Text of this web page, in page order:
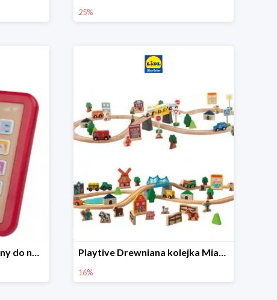
25%
Playtive Tablet drewniany do nauki, interaktywny Playtive Drewniana kolejka Miasto lub Farma
16%